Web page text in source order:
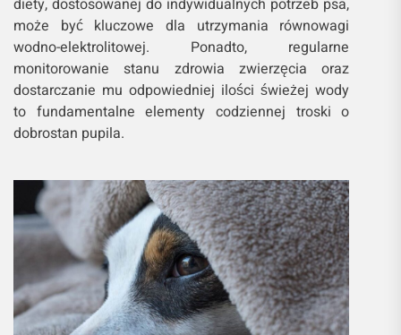
może być kluczowe dla utrzymania równowagi
wodno-elektrolitowej. Ponadto, regularne
monitorowanie stanu zdrowia zwierzęcia oraz
dostarczanie mu odpowiedniej ilości świeżej wody
to fundamentalne elementy codziennej troski o
dobrostan pupila.